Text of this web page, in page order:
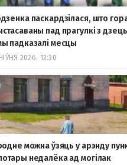
паскардзілася, што
пад прагулкі з
падказалі месцы
2026, 12:30
можна ўзяць у арэнду
недалёка ад могілак